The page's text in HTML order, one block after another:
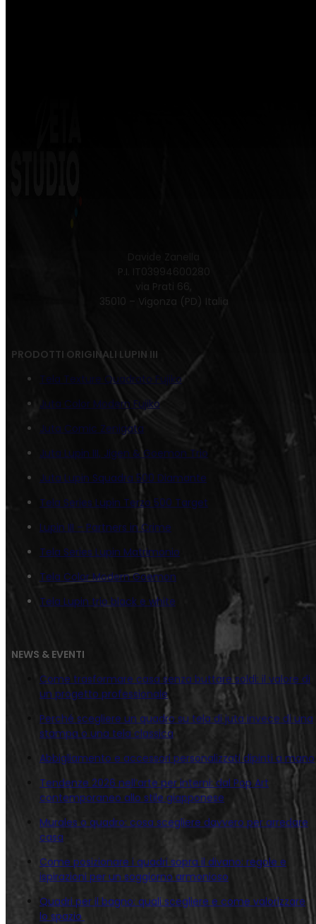
P.I. IT03994600280
via Prati 66,
35010 – Vigonza (PD) Italia
PRODOTTI ORIGINALI LUPIN III
Tela Texture Quadrato Fujiko
Juta Color Modern Fujiko
Juta Comic Zenigata
Juta Lupin III, Jigen & Goemon Trio
Juta Lupin Squadra 500 Diamante
Tela Series Lupin Terzo 500 Target
Lupin III – Partners in Crime
Tela Series Lupin Matrimonio
Tela Color Modern Goemon
Tela Lupin trio black e white
NEWS & EVENTI
Come trasformare casa senza buttare soldi: il valore di
un progetto professionale
Perché scegliere un quadro su tela di juta invece di una
stampa o una tela classica
Abbigliamento e accessori personalizzati dipinti a mano
Tendenze 2026 nell’arte per interni: dal Pop Art
contemporaneo allo stile giapponese
Murales o quadro: cosa scegliere davvero per arredare
casa
Come posizionare i quadri sopra il divano: regole e
ispirazioni per un soggiorno armonioso
Quadri per il bagno: quali scegliere e come valorizzare
lo spazio